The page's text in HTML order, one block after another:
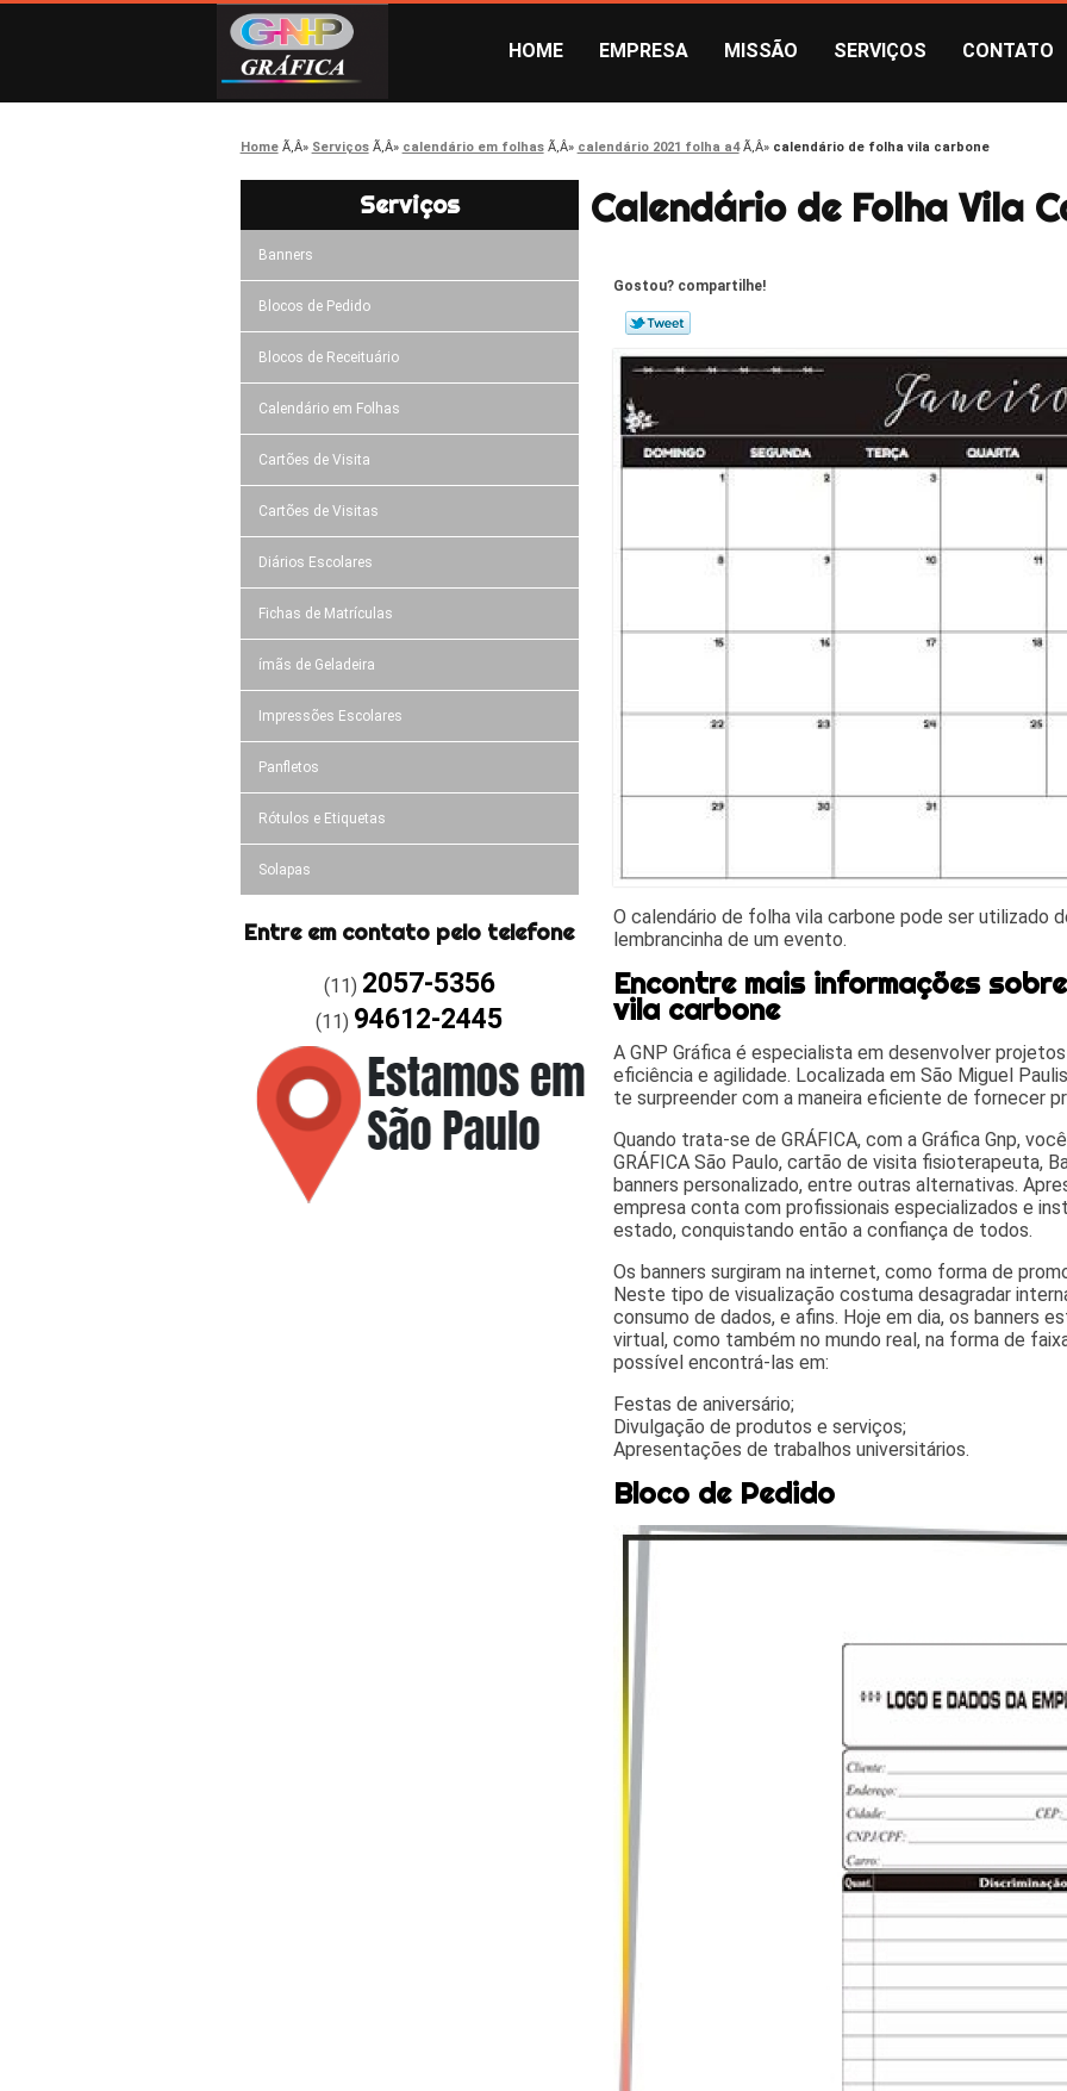
HOME EMPRESA MISSÃO SERVIÇOS CONTATO
Home Serviços calendário em folhas calendário 2021 folha a4 calendário de folha vila carbone
Serviços
Banners
Blocos de Pedido
Blocos de Receituário
Calendário em Folhas
Cartões de Visita
Cartões de Visitas
Diários Escolares
Fichas de Matrículas
ímãs de Geladeira
Impressões Escolares
Panfletos
Rótulos e Etiquetas
Solapas
Entre em contato pelo telefone
(11) 2057-5356
(11) 94612-2445
Calendário de Folha Vila
Gostou? compartilhe!
O calendário de folha vila carbone pode ser utilizado
lembrancinha de um evento.
Encontre mais informações
vila carbone
A GNP Gráfica é especialista em desenvolver
eficiência e agilidade. Localizada em São Miguel
te surpreender com a maneira eficiente de fornecer
Quando trata-se de GRÁFICA, com a Gráfica Gnp,
GRÁFICA São Paulo, cartão de visita fisioterapeuta,
banners personalizado, entre outras alternativas.
empresa conta com profissionais especializados e
estado, conquistando então a confiança de todos.
Os banners surgiram na internet, como forma de
Neste tipo de visualização costuma desagradar
consumo de dados, e afins. Hoje em dia, os banners
virtual, como também no mundo real, na forma de
possível encontrá-las em:
Festas de aniversário;
Divulgação de produtos e serviços;
Apresentações de trabalhos universitários.
Bloco de Pedido